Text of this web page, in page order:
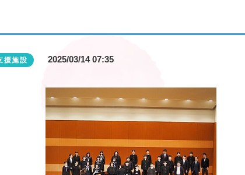
援施設 2025/03/14 07:35